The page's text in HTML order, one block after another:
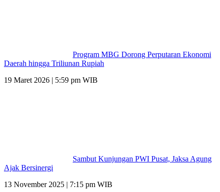
Program MBG Dorong Perputaran Ekonomi
Daerah hingga Triliunan Rupiah
19 Maret 2026 | 5:59 pm WIB
Sambut Kunjungan PWI Pusat, Jaksa Agung
Ajak Bersinergi
13 November 2025 | 7:15 pm WIB